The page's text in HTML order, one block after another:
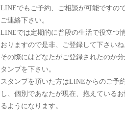
LINEでもご予約、ご相談が可能ですの
ご連絡下さい。
LINEでは定期的に普段の生活で役立つ
おりますので是非、ご登録して下さいね
その際にはどなたがご登録されたのか
タンプを下さい。
スタンプを頂いた方はLINEからのご予
し、個別であなたが現在、抱えている
るようになります。